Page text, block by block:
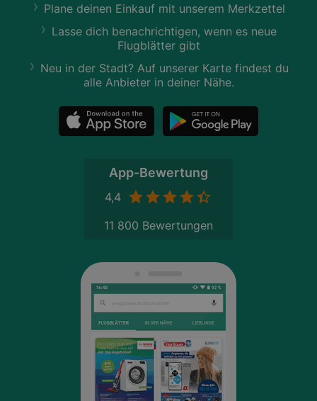
Plane deinen Einkauf mit unserem Merkzettel
Lasse dich benachrichtigen, wenn es neue
Flugblätter gibt
Neu in der Stadt? Auf unserer Karte findest du
alle Anbieter in deiner Nähe.
App-Bewertung
4,4
11 800 Bewertungen